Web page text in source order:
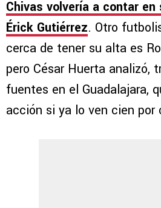
Chivas volvería a contar en
Érick Gutiérrez. Otro
cerca de tener su alta es
pero César Huerta analizó,
fuentes en el Guadalajara,
acción si ya lo ven cien por